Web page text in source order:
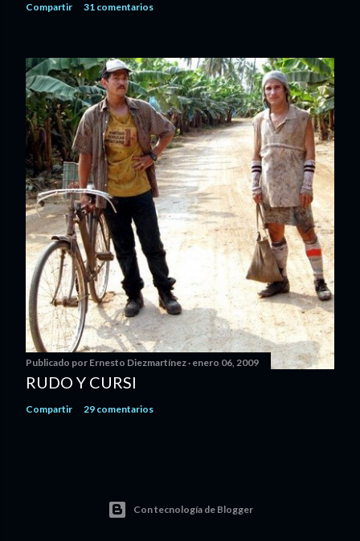
Compartir 31 comentarios
Publicado por Ernesto Diezmartínez enero 06, 2009
RUDO Y CURSI
Compartir 29 comentarios
Con tecnología de Blogger